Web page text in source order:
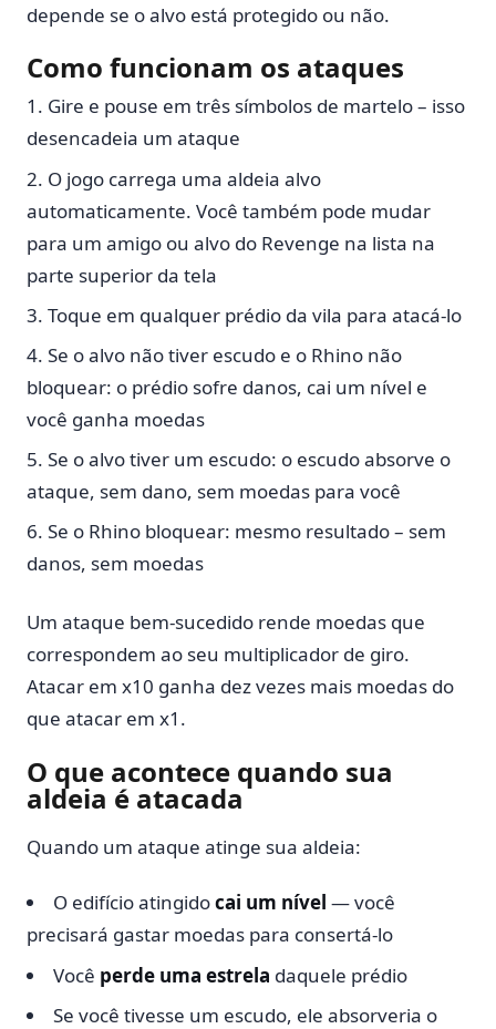
depende se o alvo está protegido ou não.
Como funcionam os ataques
Gire e pouse em três símbolos de martelo – isso
desencadeia um ataque
O jogo carrega uma aldeia alvo
automaticamente. Você também pode mudar
para um amigo ou alvo do Revenge na lista na
parte superior da tela
Toque em qualquer prédio da vila para atacá-lo
Se o alvo não tiver escudo e o Rhino não
bloquear: o prédio sofre danos, cai um nível e
você ganha moedas
Se o alvo tiver um escudo: o escudo absorve o
ataque, sem dano, sem moedas para você
Se o Rhino bloquear: mesmo resultado – sem
danos, sem moedas
Um ataque bem-sucedido rende moedas que
correspondem ao seu multiplicador de giro.
Atacar em x10 ganha dez vezes mais moedas do
que atacar em x1.
O que acontece quando sua
aldeia é atacada
Quando um ataque atinge sua aldeia:
O edifício atingidocai um nível — você
precisará gastar moedas para consertá-lo
Você perde uma estrela daquele prédio
Se você tivesse um escudo, ele absorveria o